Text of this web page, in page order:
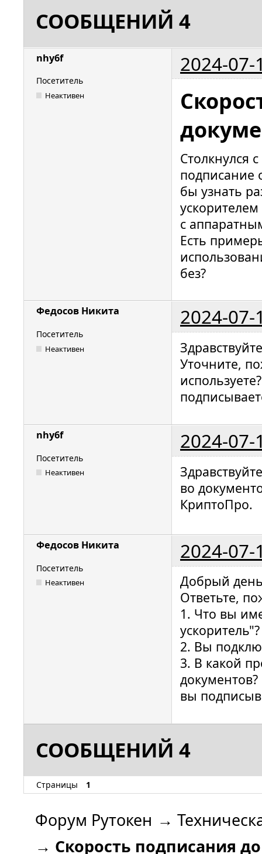
СООБЩЕНИЙ 4
nhy6f 2024-07-
Посетитель
Неактивен
Столкнулся
подписание
бы узнать
с
Есть
без?
Федосов Никита 2024-07-
Посетитель
Неактивен
Уточните,
nhy6f 2024-07-
Посетитель
Неактивен
во
КриптоПро.
Федосов Никита 2024-07-
Посетитель
Неактивен
Добрый
Ответьте,
1. Что вы
ускоритель"?
2. Вы
3. В какой
вы
СООБЩЕНИЙ 4
Страницы 1
Форум Рутокен →
→ Скорость подписания